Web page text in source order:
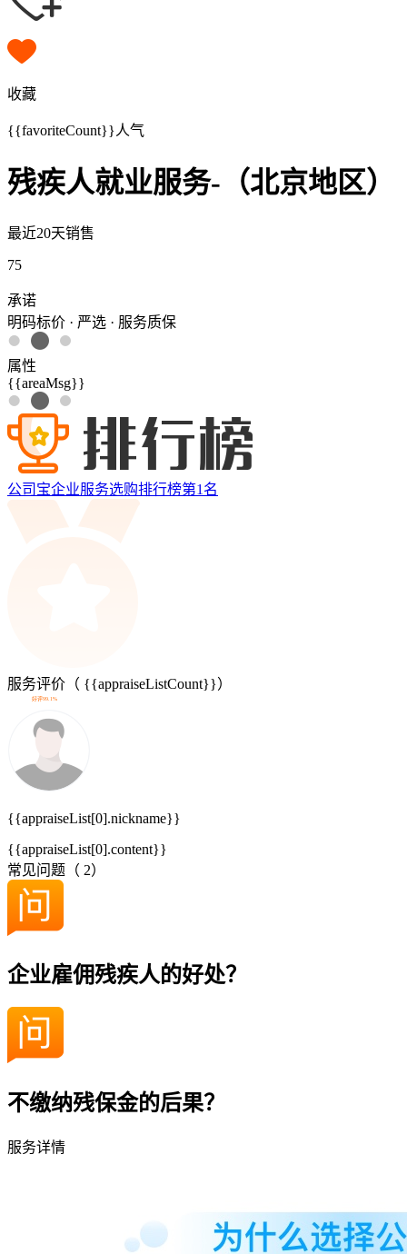
收藏
{{favoriteCount}}人气
残疾人就业服务-（北京地区）
最近20天销售
75
承诺
明码标价 · 严选 · 服务质保
属性
{{areaMsg}}
公司宝企业服务选购排行榜第1 名
服务评价（ {{appraiseListCount}}）
好评99.1%
{{appraiseList[0].nickname}}
{{appraiseList[0].content}}
常见问题（ 2）
企业雇佣残疾人的好处？
不缴纳残保金的后果？
服务详情